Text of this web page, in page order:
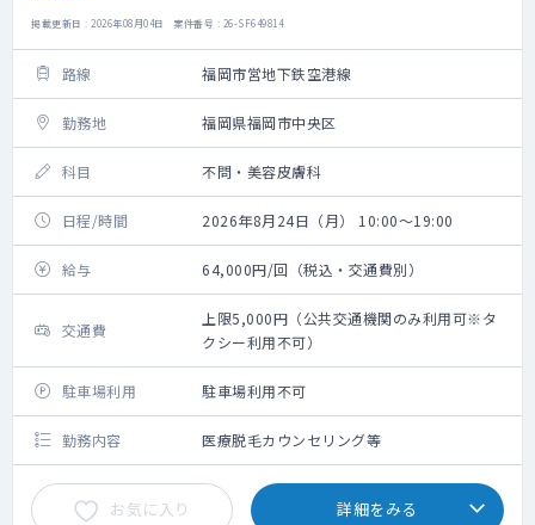
掲載更新日 : 2026年08月04日 案件番号 : 26-SF649814
路線 福岡市営地下鉄空港線
勤務地 福岡県福岡市中央区
科目 不問・美容皮膚科
日程/時間 2026年8月24日（月） 10:00～19:00
給与 64,000円/回（税込・交通費別）
交通費
上限5,000円（公共交通機関のみ利用可※タ
クシー利用不可）
駐車場利用 駐車場利用不可
勤務内容 医療脱毛カウンセリング等
お気に入り 詳細をみる